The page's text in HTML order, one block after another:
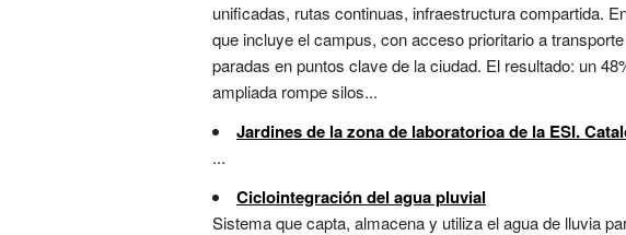
unificadas, rutas continuas, infraestructura compartida.
que incluye el campus, con acceso prioritario a
paradas en puntos clave de la ciudad. El resultado: un
ampliada rompe silos...
Jardines de la zona de laboratorioa de la ESI.
...
Ciclointegración del agua pluvial
Sistema que capta, almacena y utiliza el agua de lluvia